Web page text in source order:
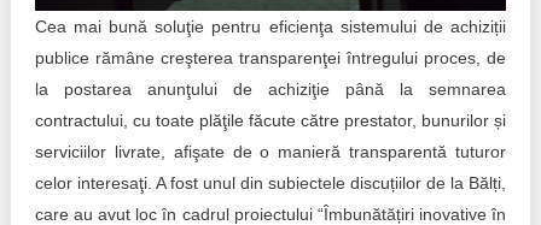
Buletin EU-STRAT
Aplică la BUNELE PRACTICI
Transparența întreprinderilor de stat
Cea mai bună soluţie pentru eficienţa sistemului de achiziții
publice rămâne creşterea transparenţei întregului proces, de
la postarea anunţului de achiziţie până la semnarea
contractului, cu toate plăţile făcute către prestator, bunurilor și
serviciilor livrate, afişate de o manieră transparentă tuturor
celor interesaţi. A fost unul din subiectele discuțiilor de la Bălți,
care au avut loc în cadrul proiectului “Îmbunătățiri inovative în